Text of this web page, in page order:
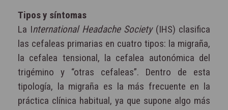
Tipos y síntomas
La International Headache Society(IHS) clasifica
las cefaleas primarias en cuatro tipos: la migraña,
la cefalea tensional, la cefalea autonómica del
trigémino y “otras cefaleas”. Dentro de esta
tipología, la migraña es la más frecuente en la
práctica clínica habitual, ya que supone algo más